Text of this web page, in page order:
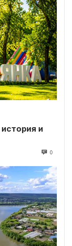
и
0